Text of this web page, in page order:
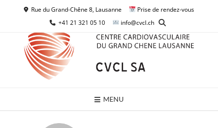
Rue du Grand-Chêne 8, Lausanne
Prise de rendez-vous
+41 21 321 05 10
info@cvcl.ch
MENU